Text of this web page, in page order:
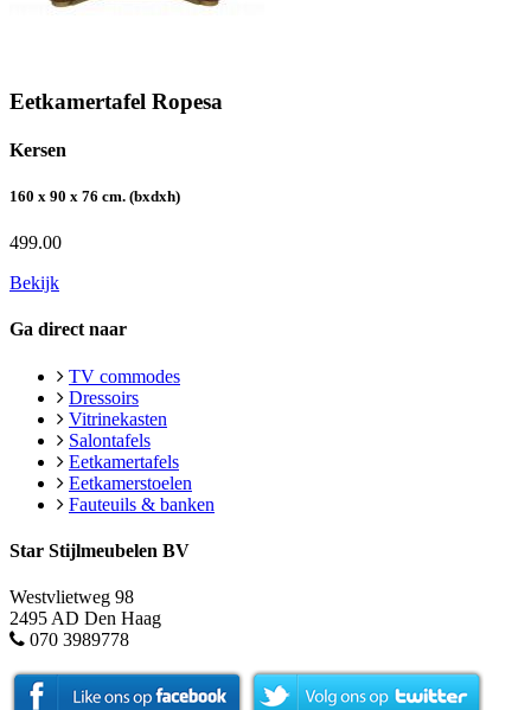
Eetkamertafel Ropesa
Kersen
160 x 90 x 76 cm. (bxdxh)
499.00
Bekijk
Ga direct naar
TV commodes
Dressoirs
Vitrinekasten
Salontafels
Eetkamertafels
Eetkamerstoelen
Fauteuils & banken
Star Stijlmeubelen BV
Westvlietweg 98
2495 AD Den Haag
070 3989778